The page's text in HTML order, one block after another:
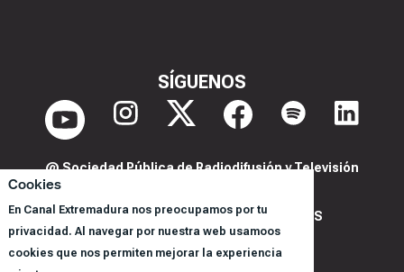
Cookies
En Canal Extremadura nos preocupamos por tu
privacidad. Al navegar por nuestra web usamoos
cookies que nos permiten mejorar la experiencia
SÍGUENOS
@ Sociedad Pública de Radiodifusión y Televisión
POLITICA DE PRIVACIDAD Y COOKIES